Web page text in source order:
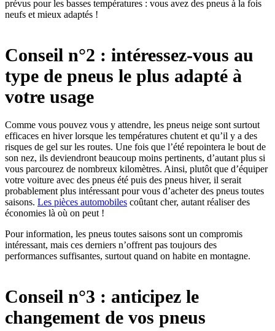
prévus pour les basses températures : vous avez des pneus à la fois
neufs et mieux adaptés !
Conseil n°2 : intéressez-vous au
type de pneus le plus adapté à
votre usage
Comme vous pouvez vous y attendre, les pneus neige sont surtout
efficaces en hiver lorsque les températures chutent et qu’il y a des
risques de gel sur les routes. Une fois que l’été repointera le bout de
son nez, ils deviendront beaucoup moins pertinents, d’autant plus si
vous parcourez de nombreux kilomètres. Ainsi, plutôt que d’équiper
votre voiture avec des pneus été puis des pneus hiver, il serait
probablement plus intéressant pour vous d’acheter des pneus toutes
saisons. Les pièces automobiles coûtant cher, autant réaliser des
économies là où on peut !
Pour information, les pneus toutes saisons sont un compromis
intéressant, mais ces derniers n’offrent pas toujours des
performances suffisantes, surtout quand on habite en montagne.
Conseil n°3 : anticipez le
changement de vos pneus